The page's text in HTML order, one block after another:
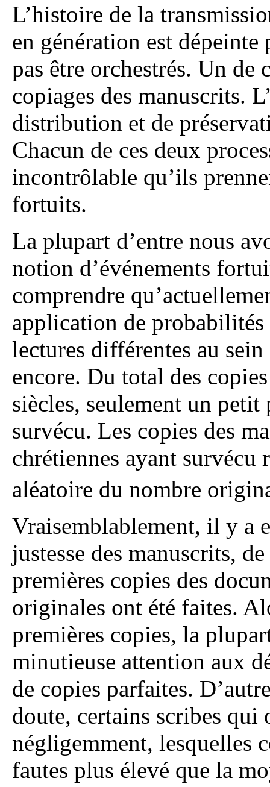
L’histoire de la
en génération est
pas être orchestrés. Un de
copiages des manuscrits.
distribution et de
Chacun de ces deux
incontrôlable qu’ils
fortuits.
La plupart d’entre nous
notion d’événements
comprendre
application de
lectures différentes au
encore. Du total des
siècles, seulement un petit
survécu. Les copies des
chrétiennes ayant survécu
aléatoire du nombre
Vraisemblablement, il y a
justesse des manuscrits,
premières copies des
originales ont été faites.
premières copies, la
minutieuse attention aux
de copies parfaites.
doute, certains scribes qui
négligemment, lesquelles
fautes plus élevé que la